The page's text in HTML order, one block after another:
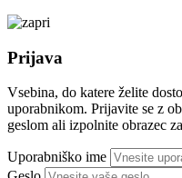
Prijava
Vsebina, do katere želite
uporabnikom. Prijavite se z
geslom ali izpolnite obrazec za
Uporabniško ime